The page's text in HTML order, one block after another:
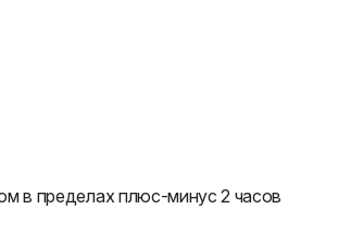
в пределах плюс-минус 2 часов